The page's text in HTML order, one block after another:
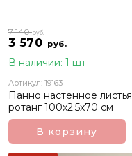
3 570 руб.
7 140руб.
В наличии: 1 шт
Артикул: 19163
Панно настенное листья
ротанг 100х2.5х70 см
В корзину